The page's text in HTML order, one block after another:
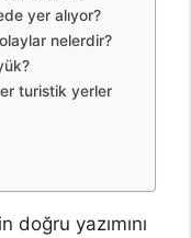
yer alıyor?
nelerdir?
turistik yerler
doğru yazımını